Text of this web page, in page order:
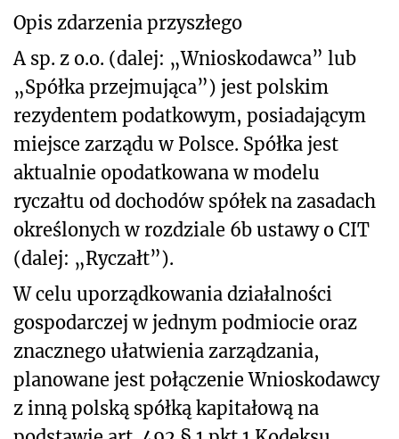
Opis zdarzenia przyszłego
A sp. z o.o. (dalej: „Wnioskodawca” lub
„Spółka przejmująca”) jest polskim
rezydentem podatkowym, posiadającym
miejsce zarządu w Polsce. Spółka jest
aktualnie opodatkowana w modelu
ryczałtu od dochodów spółek na zasadach
określonych w rozdziale 6b ustawy o CIT
(dalej: „Ryczałt”).
W celu uporządkowania działalności
gospodarczej w jednym podmiocie oraz
znacznego ułatwienia zarządzania,
planowane jest połączenie Wnioskodawcy
z inną polską spółką kapitałową na